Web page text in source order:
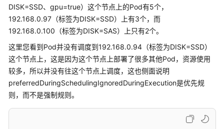
白
皮
资
源
支
持
区
limits:
cpu:
100m
memory:
200Mi
-
name: default-secret
affinity:
nodeAffinity:
-
weight:
DISK=SSD、gpu=true）这个节点上的Pod有5个，
192.168.0.97（标签为DISK=SSD）上有3个，而
192.168.0.100（标签为DISK=SAS）上只有2个。
这里您看到Pod并没有调度到192.168.0.94（标签为DISK=SSD）
这个节点上，这是因为这个节点上部署了很多其他Pod，资源使用
较多，所以并没有往这个节点上调度，这也侧面说明
preferredDuringSchedulingIgnoredDuringExecution是优先规
则，而不是强制规则。